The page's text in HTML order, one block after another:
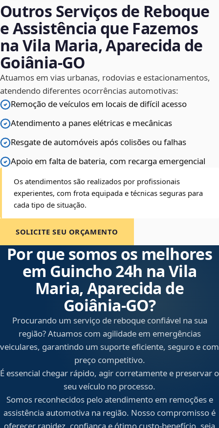
Outros Serviços de Reboque
e Assistência que Fazemos
na Vila Maria, Aparecida de
Goiânia‑GO
Atuamos em vias urbanas, rodovias e estacionamentos,
atendendo diferentes ocorrências automotivas:
Remoção de veículos em locais de difícil acesso
Atendimento a panes elétricas e mecânicas
Resgate de automóveis após colisões ou falhas
Apoio em falta de bateria, com recarga emergencial
Os atendimentos são realizados por profissionais
experientes, com frota equipada e técnicas seguras para
cada tipo de situação.
SOLICITE SEU ORÇAMENTO
Por que somos os melhores
em Guincho 24h na Vila
Maria, Aparecida de
Goiânia‑GO?
Procurando um serviço de reboque confiável na sua
região? Atuamos com agilidade em emergências
veiculares, garantindo um suporte eficiente, seguro e com
preço competitivo.
É essencial chegar rápido, agir corretamente e preservar o
seu veículo no processo.
Somos reconhecidos pelo atendimento em remoções e
assistência automotiva na região. Nosso compromisso é